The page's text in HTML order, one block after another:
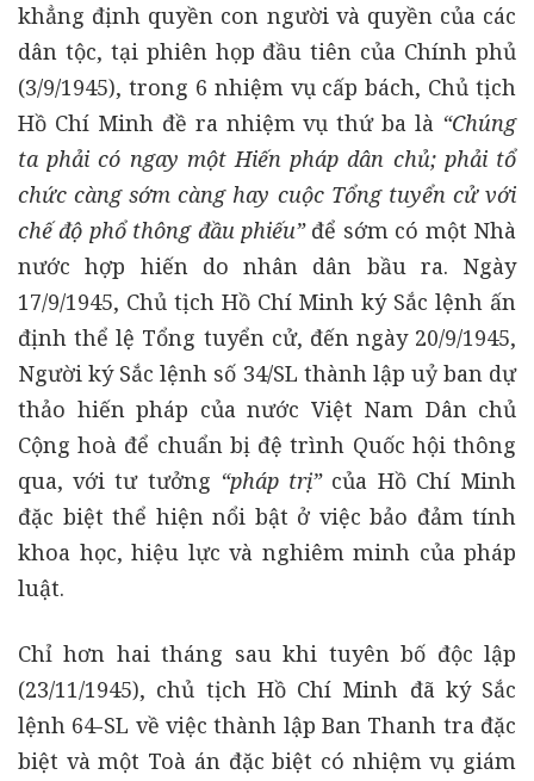
khẳng định quyền con người và quyền của các
dân tộc, tại phiên họp đầu tiên của Chính phủ
(3/9/1945), trong 6 nhiệm vụ cấp bách, Chủ tịch
Hồ Chí Minh đề ra nhiệm vụ thứ ba là “Chúng
ta phải có ngay một Hiến pháp dân chủ; phải tổ
chức càng sớm càng hay cuộc Tổng tuyển cử với
chế độ phổ thông đầu phiếu”để sớm có một Nhà
nước hợp hiến do nhân dân bầu ra. Ngày
17/9/1945, Chủ tịch Hồ Chí Minh ký Sắc lệnh ấn
định thể lệ Tổng tuyển cử, đến ngày 20/9/1945,
Người ký Sắc lệnh số 34/SL thành lập uỷ ban dự
thảo hiến pháp của nước Việt Nam Dân chủ
Cộng hoà để chuẩn bị đệ trình Quốc hội thông
qua, với tư tưởng “pháp trị”của Hồ Chí Minh
đặc biệt thể hiện nổi bật ở việc bảo đảm tính
khoa học, hiệu lực và nghiêm minh của pháp
luật.
Chỉ hơn hai tháng sau khi tuyên bố độc lập
(23/11/1945), chủ tịch Hồ Chí Minh đã ký Sắc
lệnh 64-SL về việc thành lập Ban Thanh tra đặc
biệt và một Toà án đặc biệt có nhiệm vụ giám